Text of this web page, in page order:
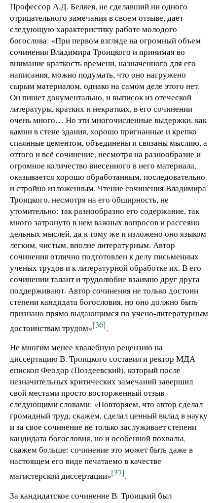
Профессор А.Д. Беляев, не сделавший ни одного
отрицательного замечания в своем отзыве, дает
следующую характеристику работе молодого
богослова: «При первом взгляде на огромный объем
сочинения Владимира Троицкого и принимая во
внимание краткость времени, назначенного для его
написания, можно подумать, что оно нагружено
сырым материалом, однако на самом деле этого нет.
Он пишет документально, и выписок из отеческой
литературы, кратких и некратких, в его сочинении
очень много… Но эти многочисленные выдержки, как
камни в стене здания, хорошо пригнанные и крепко
спаянные цементом, объединены и связаны мыслию, а
оттого и всё сочинение, несмотря на разнообразие и
огромное количество внесенного в него материала,
оказывается хорошо обработанным, последовательно
и стройно изложенным. Чтение сочинения Владимира
Троицкого, несмотря на его обширность, не
утомительно: так разнообразно его содержание, так
много затронуто в нем важных вопросов и рассеяно
дельных мыслей, да к тому же и изложено оно языком
легким, чистым, вполне литературным. Автор
сочинения отлично подготовлен к делу письменных
ученых трудов и к литературной обработке их. В его
сочинении талант и трудолюбие взаимно друг друга
поддерживают. Автор сочинения не только достоин
степени кандидата богословия, но оно должно быть
признано прямо выдающимся по учено-литературным
достоинствам трудом»[36].
Не многим менее хвалебную рецензию на
диссертацию В. Троицкого составил и ректор МДА
епископ Феодор (Поздеевский), который после
незначительных критических замечаний завершил
свой местами просто восторженный отзыв
следующими словами: «Повторяем, что автор сделал
громадный труд, скажем, сделал ценный вклад в науку
и за свое сочинение не только заслуживает степени
кандидата богословия, но и особенной похвалы,
скажем больше: сочинение это может быть даже в
настоящем его виде печатаемо в качестве
магистерской диссертации»[37].
За кандидатское сочинение В. Троицкий был